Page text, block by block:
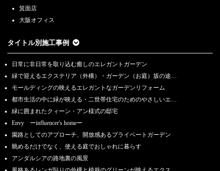
箕面店
大阪オフィス
タイトル別施工事例
日常に非日常を取り込む癒しのエレガントガーデン
緑で迎えるエクステリア（外構）・ガーデン（お庭）坂の途…
モールディングの映えるエレガントなガーデンリフォーム
都市生活の中に緑が映える・二世帯住宅のためのやさしいエ…
緑に囲まれたクィーン・アン様式の邸宅
Envy ーinfluencer's homeー
園路としてのアプローチ、開放感あるプライベートガーデン
眺めるだけでなく、使える庭でおしゃれに暮らす
アンダルシアの路地裏の風景